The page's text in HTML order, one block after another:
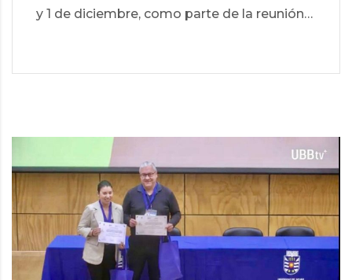
y 1 de diciembre, como parte de la reunión…